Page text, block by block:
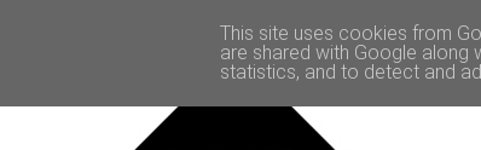
This site uses cookies from
are shared with Google along
statistics, and to detect and